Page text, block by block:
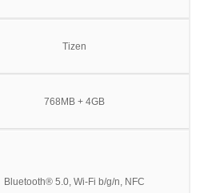
Tizen
768MB + 4GB
Bluetooth® 5.0, Wi-Fi b/g/n, NFC